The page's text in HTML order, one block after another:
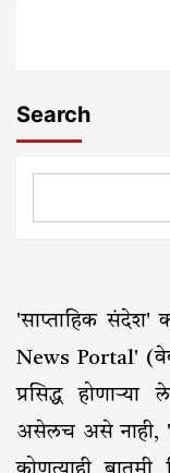
Search
'साप्ताहिक संदेश'
News Portal' (वेब
प्रसिद्ध
असेलच असे नाही,